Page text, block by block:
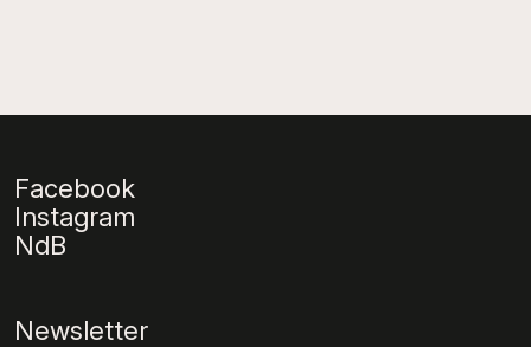
Facebook
Instagram
NdB
Newsletter